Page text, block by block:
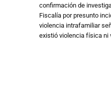
confirmación de
Fiscalía por presunto
violencia intrafamiliar
existió violencia física ni